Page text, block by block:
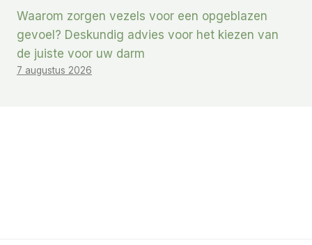
Waarom zorgen vezels voor een opgeblazen
gevoel? Deskundig advies voor het kiezen van
de juiste voor uw darm
7 augustus 2026